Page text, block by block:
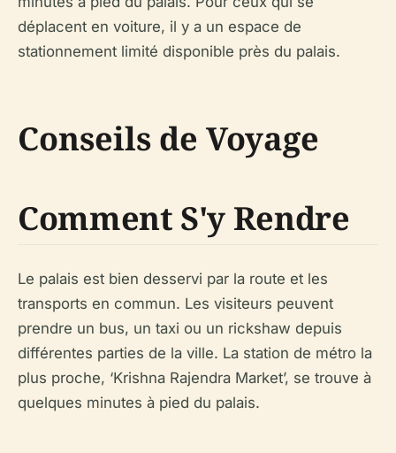
déplacent en voiture, il y a un espace de
stationnement limité disponible près du palais.
Conseils de Voyage
Comment S'y Rendre
Le palais est bien desservi par la route et les
transports en commun. Les visiteurs peuvent
prendre un bus, un taxi ou un rickshaw depuis
différentes parties de la ville. La station de métro la
plus proche, ‘Krishna Rajendra Market’, se trouve à
quelques minutes à pied du palais.